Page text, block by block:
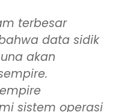
terbesar
data sidik
akan
sistem operasi